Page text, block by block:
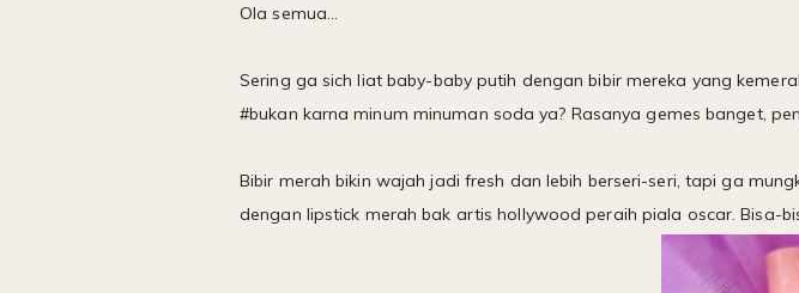
Ola semua...
Sering ga sich liat baby-baby putih dengan bibir mereka yang
#bukan karna minum minuman soda ya? Rasanya gemes banget,
Bibir merah bikin wajah jadi fresh dan lebih berseri-seri, tapi ga
dengan lipstick merah bak artis hollywood peraih piala oscar. Bisa-